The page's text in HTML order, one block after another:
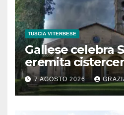
TUSCIA VITERBESE
Gallese celebra
eremita
secolo
7 AGOSTO 2026